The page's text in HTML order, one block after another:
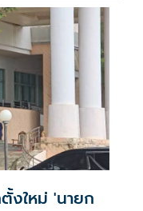
งใหม่ 'นายก